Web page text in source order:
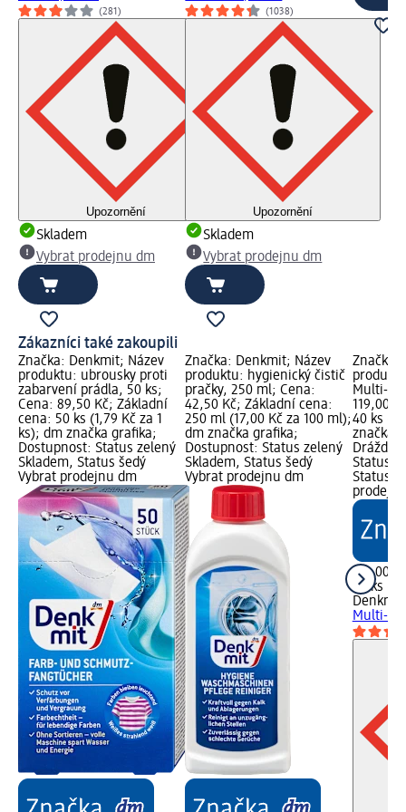
(281)
Upozornění
Skladem
Vybrat prodejnu dm
(1038)
Upozornění
Skladem
Vybrat prodejnu dm
Zákazníci také zakoupili
Značka: Denkmit; Název
produktu: ubrousky proti
zabarvení prádla, 50 ks;
Cena: 89,50 Kč; Základní
cena: 50 ks (1,79 Kč za 1
ks); dm značka grafika;
Dostupnost: Status zelený
Skladem, Status šedý
Vybrat prodejnu dm
Značka: Denkmit; Název
produktu: hygienický čistič
pračky, 250 ml; Cena:
42,50 Kč; Základní cena:
250 ml (17,00 Kč za 100 ml);
dm značka grafika;
Dostupnost: Status zelený
Skladem, Status šedý
Vybrat prodejnu dm
Značka:
Multi-
119,00
40 ks
značka
Status
Status
119,00
40 ks
Denkmit
Multi-